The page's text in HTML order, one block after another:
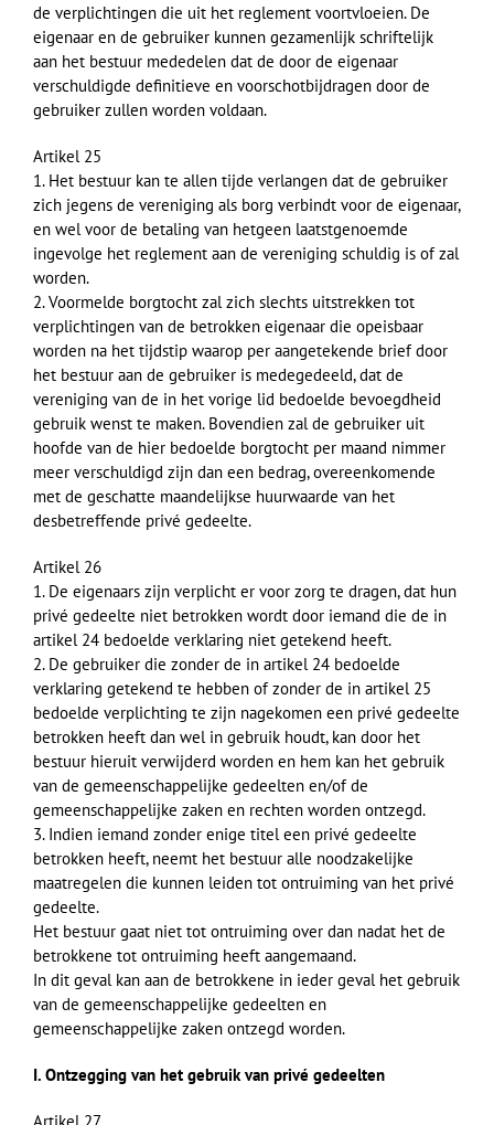
de verplichtingen die uit het reglement voortvloeien. De
eigenaar en de gebruiker kunnen gezamenlijk schriftelijk
aan het bestuur mededelen dat de door de eigenaar
verschuldigde definitieve en voorschotbijdragen door de
gebruiker zullen worden voldaan.
Artikel 25
1. Het bestuur kan te allen tijde verlangen dat de gebruiker
zich jegens de vereniging als borg verbindt voor de eigenaar,
en wel voor de betaling van hetgeen laatstgenoemde
ingevolge het reglement aan de vereniging schuldig is of zal
worden.
2. Voormelde borgtocht zal zich slechts uitstrekken tot
verplichtingen van de betrokken eigenaar die opeisbaar
worden na het tijdstip waarop per aangetekende brief door
het bestuur aan de gebruiker is medegedeeld, dat de
vereniging van de in het vorige lid bedoelde bevoegdheid
gebruik wenst te maken. Bovendien zal de gebruiker uit
hoofde van de hier bedoelde borgtocht per maand nimmer
meer verschuldigd zijn dan een bedrag, overeenkomende
met de geschatte maandelijkse huurwaarde van het
desbetreffende privé gedeelte.
Artikel 26
1. De eigenaars zijn verplicht er voor zorg te dragen, dat hun
privé gedeelte niet betrokken wordt door iemand die de in
artikel 24 bedoelde verklaring niet getekend heeft.
2. De gebruiker die zonder de in artikel 24 bedoelde
verklaring getekend te hebben of zonder de in artikel 25
bedoelde verplichting te zijn nagekomen een privé gedeelte
betrokken heeft dan wel in gebruik houdt, kan door het
bestuur hieruit verwijderd worden en hem kan het gebruik
van de gemeenschappelijke gedeelten en/of de
gemeenschappelijke zaken en rechten worden ontzegd.
3. Indien iemand zonder enige titel een privé gedeelte
betrokken heeft, neemt het bestuur alle noodzakelijke
maatregelen die kunnen leiden tot ontruiming van het privé
gedeelte.
Het bestuur gaat niet tot ontruiming over dan nadat het de
betrokkene tot ontruiming heeft aangemaand.
In dit geval kan aan de betrokkene in ieder geval het gebruik
van de gemeenschappelijke gedeelten en
gemeenschappelijke zaken ontzegd worden.
I. Ontzegging van het gebruik van privé gedeelten
Artikel 27